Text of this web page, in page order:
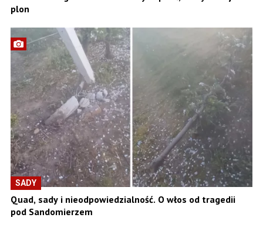
plon
SADY
Quad, sady i nieodpowiedzialność. O włos od tragedii
pod Sandomierzem